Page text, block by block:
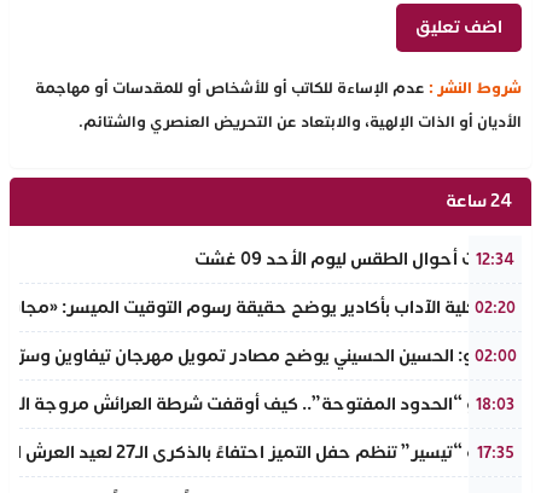
شروط النشر : عدم الإساءة للكاتب أو للأشخاص أو للمقدسات أو مهاجمة
الأديان أو الذات الإلهية، والابتعاد عن التحريض العنصري والشتائم.
24 ساعة
12:34
توقعات أحوال الطقس ليوم الأحد 09 غشت
02:20
عميد كلية الآداب بأكادير يوضح حقيقة رسوم التوقيت الميسر:
02:00
بالفيديو: الحسين الحسيني يوضح مصادر تمويل مهرجان تيفاوين وسرّ
18:03
​سيناريو “الحدود المفتوحة”.. كيف أوقفت شرطة العرائش مروجة
17:35
جمعية “تيسير” تنظم حفل التميز احتفاءً بالذكرى الـ27 لعيد العرش المجيد وتطلق مبادرة نبيلة لمحاربة الهدر المدرسي